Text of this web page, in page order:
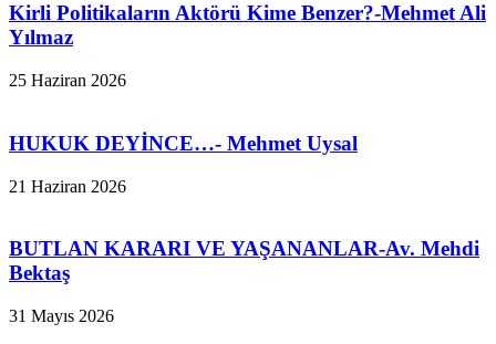
Kirli Politikaların Aktörü Kime Benzer?-Mehmet Ali
Yılmaz
25 Haziran 2026
HUKUK DEYİNCE…- Mehmet Uysal
21 Haziran 2026
BUTLAN KARARI VE YAŞANANLAR-Av. Mehdi
Bektaş
31 Mayıs 2026